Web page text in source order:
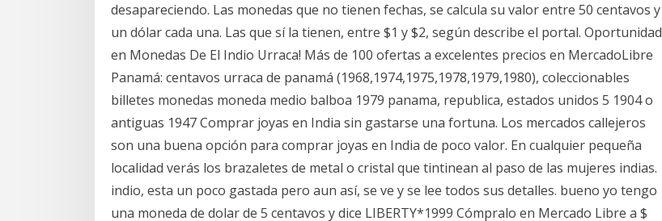
desapareciendo. Las monedas que no tienen fechas, se calcula su valor entre 50 centavos y
un dólar cada una. Las que sí la tienen, entre $1 y $2, según describe el portal. Oportunidad
en Monedas De El Indio Urraca! Más de 100 ofertas a excelentes precios en MercadoLibre
Panamá: centavos urraca de panamá (1968,1974,1975,1978,1979,1980), coleccionables
billetes monedas moneda medio balboa 1979 panama, republica, estados unidos 5 1904 o
antiguas 1947 Comprar joyas en India sin gastarse una fortuna. Los mercados callejeros
son una buena opción para comprar joyas en India de poco valor. En cualquier pequeña
localidad verás los brazaletes de metal o cristal que tintinean al paso de las mujeres indias.
indio, esta un poco gastada pero aun así, se ve y se lee todos sus detalles. bueno yo tengo
una moneda de dolar de 5 centavos y dice LIBERTY*1999 Cómpralo en Mercado Libre a $